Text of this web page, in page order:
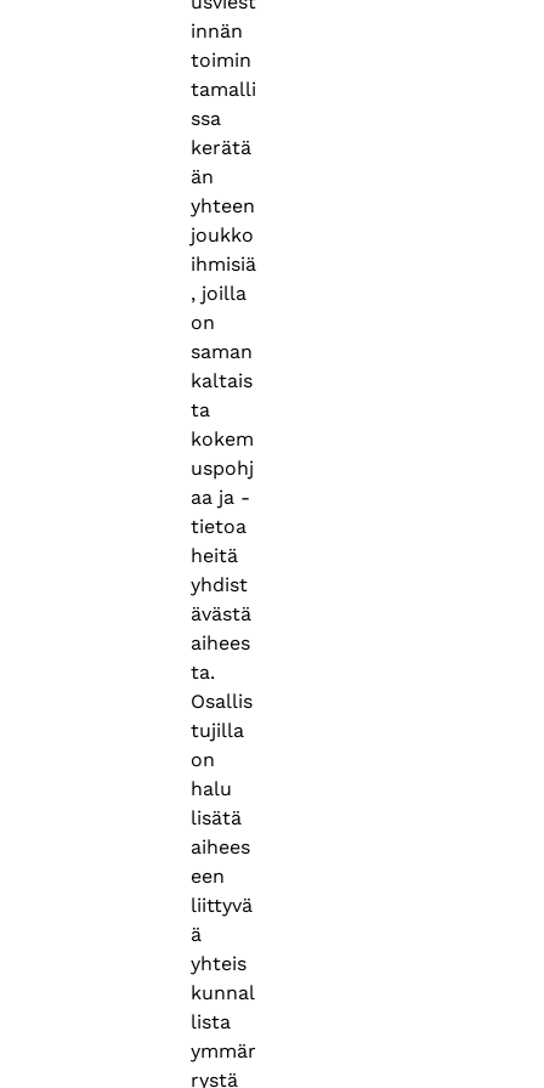
innän
toimin
tamalli
ssa
kerätä
än
yhteen
joukko
ihmisiä
, joilla
on
saman
kaltais
ta
kokem
uspohj
aa ja -
tietoa
heitä
yhdist
ävästä
aihees
ta.
Osallis
tujilla
on
halu
lisätä
aihees
een
liittyvä
ä
yhteis
kunnal
lista
ymmär
rystä